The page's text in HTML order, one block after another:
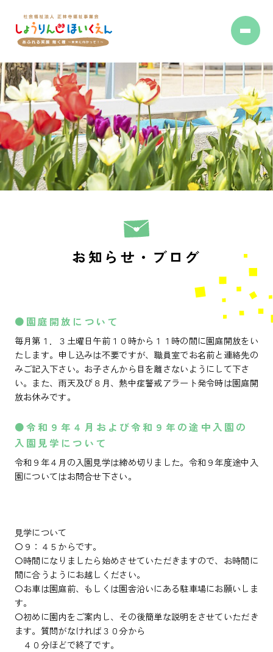
お知らせ・ブログ
●園庭開放について
毎月第１．３土曜日午前１０時から１１時の間に園庭開放をい
たします。申し込みは不要ですが、職員室でお名前と連絡先の
みご記入下さい。お子さんから目を離さないようにして下さ
い。また、雨天及び８月、熱中症警戒アラート発令時は園庭開
放お休みです。
●令和９年４月および令和９年の途中入園の
入園見学について
令和９年４月の入園見学は締め切りました。令和９年度途中入
園についてはお問合せ下さい。
見学について
〇９：４５からです。
〇時間になりましたら始めさせていただきますので、お時間に
間に合うようにお越しください。
〇お車は園庭前、もしくは園舎沿いにある駐車場にお願いしま
す。
〇初めに園内をご案内し、その後簡単な説明をさせていただき
ます。質問がなければ３０分から
４０分ほどで終了です。